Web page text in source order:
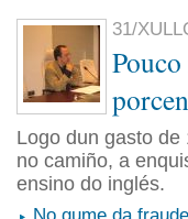
31/
Logo dun gasto
no camiño, a
ensino do inglés.